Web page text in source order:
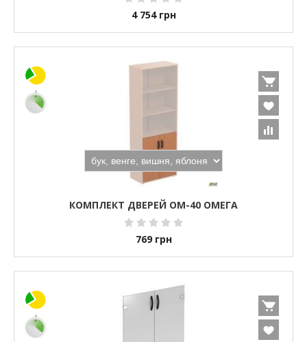
4 754 грн
КОМПЛЕКТ ДВЕРЕЙ ОМ-40 ОМЕГА
769 грн